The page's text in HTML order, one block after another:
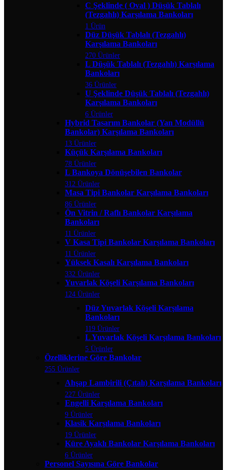
C Şeklinde ( Oval ) Düşük Tablalı
(Tezgahlı) Karşılama Bankoları
1 Ürün
Düz Düşük Tablalı (Tezgahlı)
Karşılama Bankoları
270 Ürünler
L Düşük Tablalı (Tezgahlı) Karşılama
Bankoları
36 Ürünler
U Şeklinde Düşük Tablalı (Tezgahlı)
Karşılama Bankoları
6 Ürünler
Hybrid Tasarım Bankolar (Yan Modüllü
Bankolar) Karşılama Bankoları
13 Ürünler
Küçük Karşılama Bankoları
78 Ürünler
L Bankoya Dönüşebilen Bankolar
312 Ürünler
Masa Tipi Bankolar Karşılama Bankoları
86 Ürünler
Ön Vitrin / Raflı Bankolar Karşılama
Bankoları
11 Ürünler
V Kasa Tipi Bankolar Karşılama Bankoları
11 Ürünler
Yüksek Kasalı Karşılama Bankoları
332 Ürünler
Yuvarlak Köşeli Karşılama Bankoları
124 Ürünler
Düz Yuvarlak Köşeli Karşılama
Bankoları
119 Ürünler
L Yuvarlak Köşeli Karşılama Bankoları
5 Ürünler
Özelliklerine Göre Bankolar
255 Ürünler
Ahşap Lambirili (Çıtalı) Karşılama Bankoları
227 Ürünler
Engelli Karşılama Bankoları
9 Ürünler
Klasik Karşılama Bankoları
19 Ürünler
Küre Ayaklı Bankolar Karşılama Bankoları
6 Ürünler
Personel Sayısına Göre Bankolar